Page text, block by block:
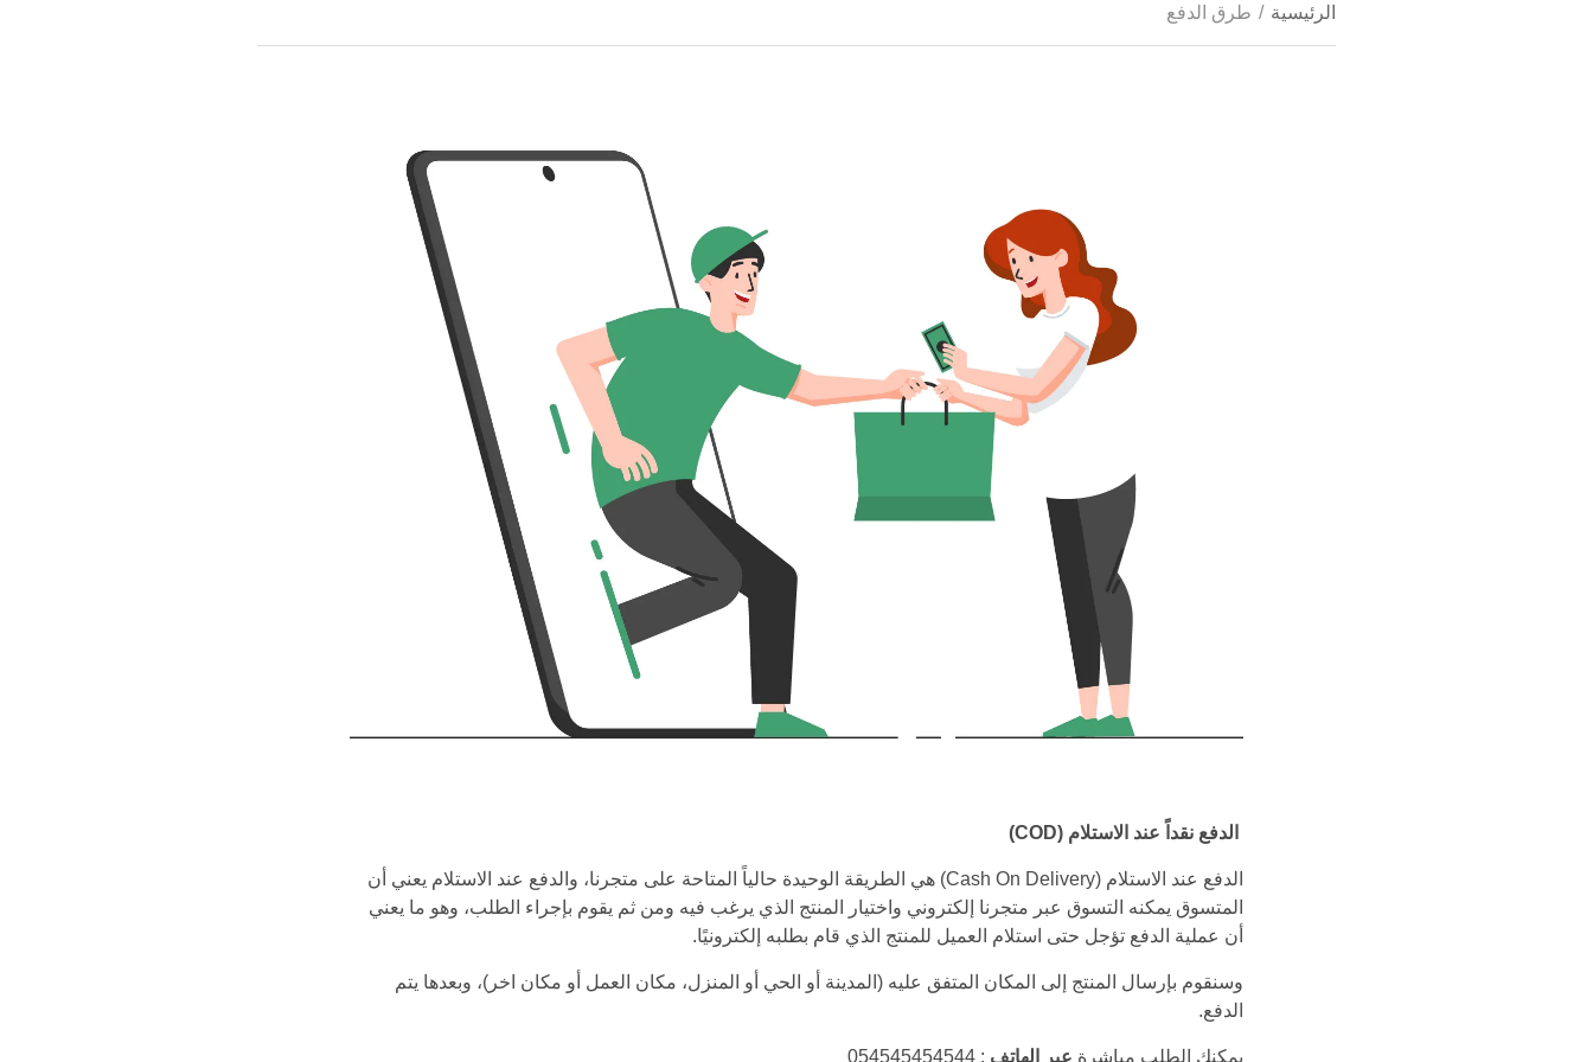
الرئيسية / طرق الدفع
الدفع نقداً عند الاستلام (COD)
الدفع عند الاستلام (Cash On Delivery) هي الطريقة الوحيدة حالياً المتاحة على متجرنا، والدفع عند الاستلام يعني أن
المتسوق يمكنه التسوق عبر متجرنا إلكتروني واختيار المنتج الذي يرغب فيه ومن ثم يقوم بإجراء الطلب، وهو ما يعني
أن عملية الدفع تؤجل حتى استلام العميل للمنتج الذي قام بطلبه إلكترونيًا.
وسنقوم بإرسال المنتج إلى المكان المتفق عليه (المدينة أو الحي أو المنزل، مكان العمل أو مكان اخر)، وبعدها يتم
الدفع.
يمكنك الطلب مباشرة عبر الهاتف : 054545454544